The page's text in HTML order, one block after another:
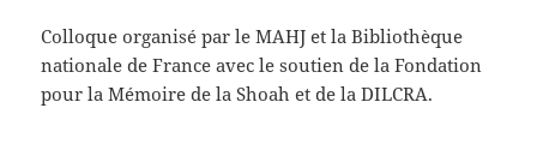
Colloque organisé par le MAHJ et la Bibliothèque
nationale de France avec le soutien de la Fondation
pour la Mémoire de la Shoah et de la DILCRA.